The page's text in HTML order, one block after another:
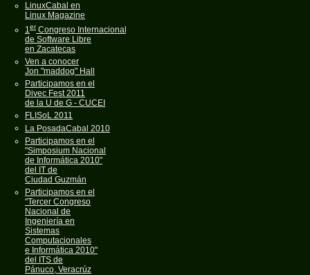
LinuxCabal en
Linux Magazine
1er Congreso Internacional
de Software Libre
en Zacatecas
Ven a conocer
Jon "maddog" Hall
Participamos en el
Divec Fest 2011
de la U de G - CUCEI
FLISoL 2011
La PosadaCabal 2010
Participamos en el
"Simposium Nacional
de Informática 2010"
del IT de
Ciudad Guzmán
Participamos en el
"Tercer Congreso
Nacional de
Ingeniería en
Sistemas
Computacionales
e Informática 2010"
del ITS de
Pánuco, Veracrúz